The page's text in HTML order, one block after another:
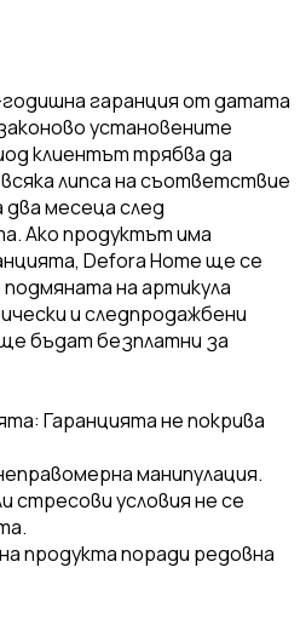
гаранция от датата
установените
клиентът трябва да
липса на съответствие
месеца след
Ако продуктът има
Defora Home ще се
на артикула
и следпродажбени
бъдат безплатни за
Гаранцията не покрива
манипулация.
стресови условия не се
продукта поради редовна